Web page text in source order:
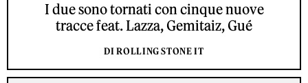
I due sono tornati con cinque nuove
tracce feat. Lazza, Gemitaiz, Gué
DI ROLLING STONE IT